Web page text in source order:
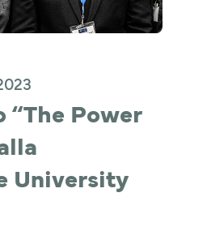
“The Power
University